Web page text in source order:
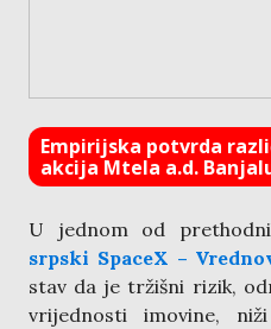
Empirijska potvrda
akcija Mtela a.d.
U jednom od
srpski SpaceX –
stav da je tržišni rizik,
vrijednosti imovine,